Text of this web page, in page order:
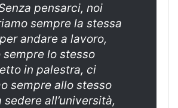
pensarci, noi
sempre la stessa
andare a lavoro,
sempre lo stesso
in palestra, ci
sempre allo stesso
sedere all’università,